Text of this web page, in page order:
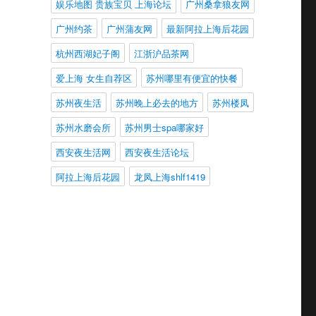
娱乐地图 贵族宝贝 上海论坛
广州桑拿狼友网
广州约茶
广州蒲友网
最新阿拉上海后花园
杭州西湖妃子阁
江浙沪品茶网
爱上海 女生自荐区
苏州哪里有便宜的快餐
苏州夜生活
苏州晚上必去的地方
苏州楼凤
苏州水磨会所
苏州男士spa哪家好
西安夜生活网
西安夜生活论坛
阿拉上海后花园
龙凤上海shlf1419